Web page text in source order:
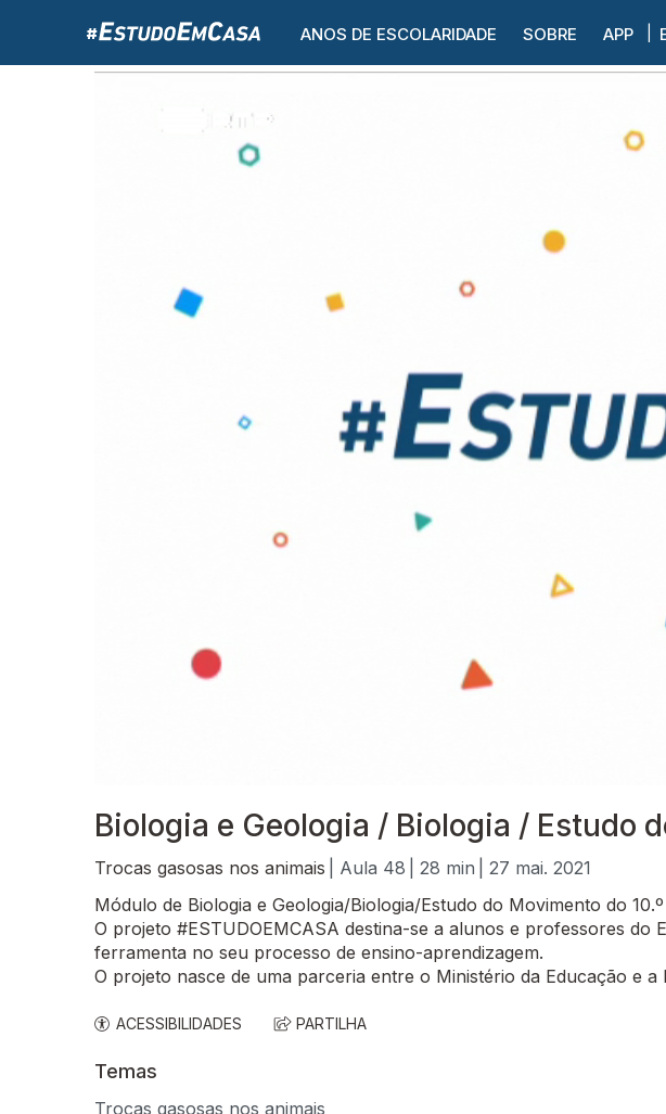
ANOS DE ESCOLARIDADE SOBRE APP
Biologia e Geologia / Biologia / Estudo
Trocas gasosas nos animais | Aula 48 | 28 min | 27 mai. 2021
Módulo de Biologia e Geologia/Biologia/Estudo do Movimento do
O projeto #ESTUDOEMCASA destina-se a alunos e professores do
ferramenta no seu processo de ensino-aprendizagem.
O projeto nasce de uma parceria entre o Ministério da Educação e a
ACESSIBILIDADES PARTILHA
Temas
Trocas gasosas nos animais